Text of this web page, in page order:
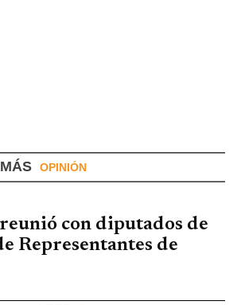
OPINIÓN
con diputados de
Representantes de